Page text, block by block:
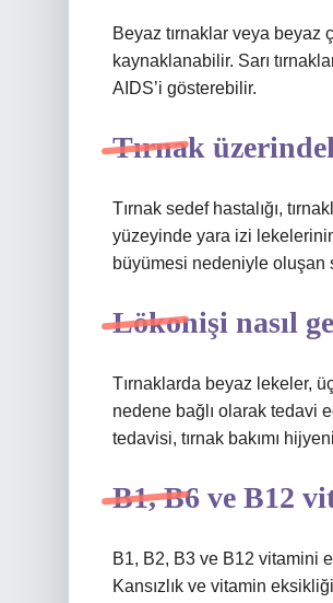
Beyaz tırnaklar veya
kaynaklanabilir. Sarı
AIDS’i gösterebilir.
Tırnak
Tırnak sedef hastalığı,
yüzeyinde yara izi
büyümesi nedeniyle oluşan
Lökonişi nasıl
Tırnaklarda beyaz lekeler,
nedene bağlı olarak tedavi
tedavisi, tırnak bakımı
B1, B6 ve B12
B1, B2, B3 ve B12 vitamini
Kansızlık ve vitamin